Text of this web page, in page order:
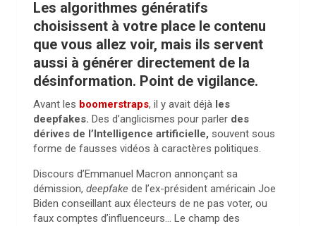
Les algorithmes génératifs
choisissent à votre place le contenu
que vous allez voir, mais ils servent
aussi à générer directement de la
désinformation. Point de vigilance.
Avant les boomerstraps, il y avait déjà les
deepfakes. Des d’anglicismes pour parler des
dérives de l’Intelligence artificielle, souvent sous
forme de fausses vidéos à caractères politiques.
Discours d’Emmanuel Macron annonçant sa
démission, deepfake de l’ex-président américain Joe
Biden conseillant aux électeurs de ne pas voter, ou
faux comptes d’influenceurs… Le champ des